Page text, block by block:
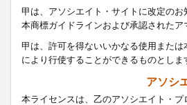
甲は、アソシエイト・サイトに改定の
本商標ガイドラインおよび承認された
甲は、許可を得ないいかなる使用また
により行使することができるものとしま
アソシ
本ライセンスは、乙のアソシエイト・